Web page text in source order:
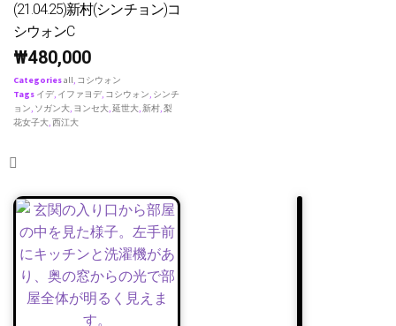
(21.04.25)新村(シンチョン)コ
シウォンC
₩480,000
Categoriesall, コシウォン
Tags イデ, イファヨデ, コシウォン, シンチ
ョン, ソガン大, ヨンセ大,延世大,新村,梨
花女子大,西江大